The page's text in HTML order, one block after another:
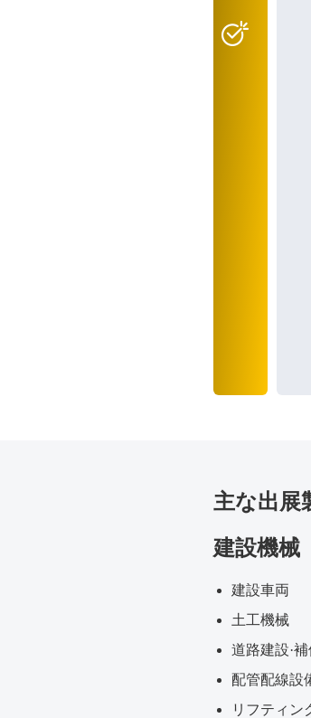
主な出展
建設機械
建設車両
土工機械
道路建設·
配管配線設
リフティン